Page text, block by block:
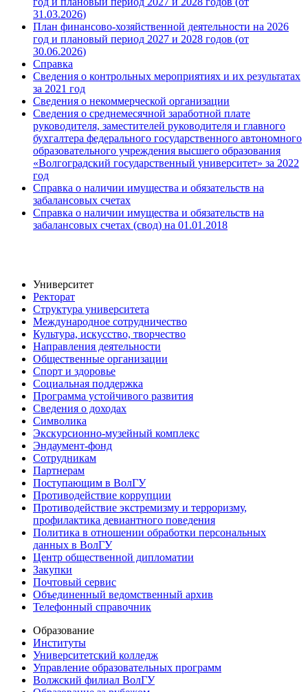
31.03.2026)
План финансово-хозяйственной деятельности на 2026
год и плановый период 2027 и 2028 годов (от
30.06.2026)
Справка
Сведения о контрольных мероприятиях и их результатах
за 2021 год
Сведения о некоммерческой организации
Сведения о среднемесячной заработной плате
руководителя, заместителей руководителя и главного
бухгалтера федерального государственного автономного
образовательного учреждения высшего образования
«Волгоградский государственный университет» за 2022
год
Справка о наличии имущества и обязательств на
забалансовых счетах
Справка о наличии имущества и обязательств на
забалансовых счетах (свод) на 01.01.2018
Университет
Ректорат
Структура университета
Международное сотрудничество
Культура, искусство, творчество
Направления деятельности
Общественные организации
Спорт и здоровье
Социальная поддержка
Программа устойчивого развития
Сведения о доходах
Символика
Экскурсионно-музейный комплекс
Эндаумент-фонд
Сотрудникам
Партнерам
Поступающим в ВолГУ
Противодействие коррупции
Противодействие экстремизму и терроризму,
профилактика девиантного поведения
Политика в отношении обработки персональных
данных в ВолГУ
Центр общественной дипломатии
Закупки
Почтовый сервис
Объединенный ведомственный архив
Телефонный справочник
Образование
Институты
Университетский колледж
Управление образовательных программ
Волжский филиал ВолГУ